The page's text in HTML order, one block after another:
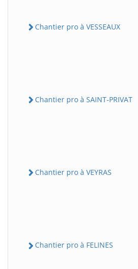
Chantier pro à VESSEAUX
Chantier pro à SAINT-PRIVAT
Chantier pro à VEYRAS
Chantier pro à FELINES